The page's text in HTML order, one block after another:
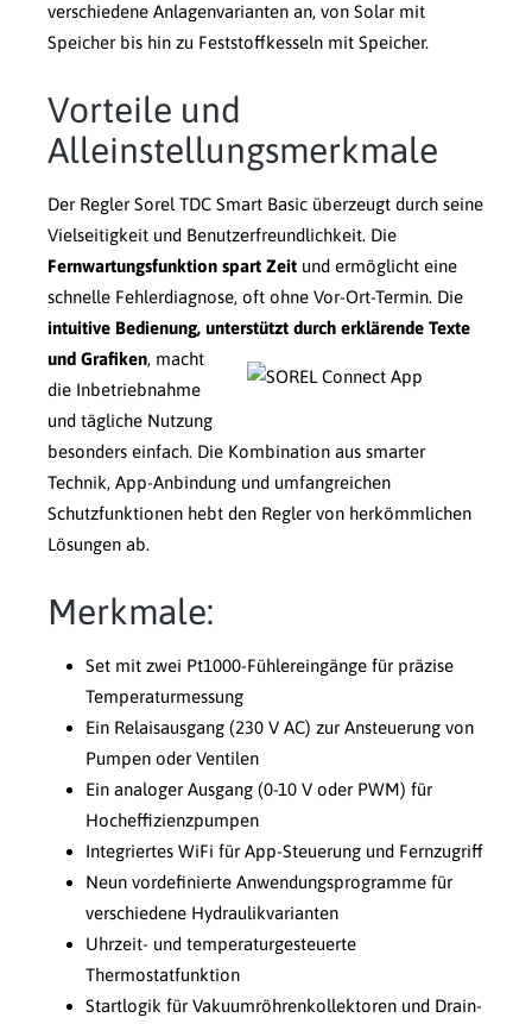
verschiedene Anlagenvarianten an, von Solar mit
Speicher bis hin zu Feststoffkesseln mit Speicher.
Vorteile und
Alleinstellungsmerkmale
Der Regler Sorel TDC Smart Basic überzeugt durch seine
Vielseitigkeit und Benutzerfreundlichkeit. Die
Fernwartungsfunktion spart Zeit und ermöglicht eine
schnelle Fehlerdiagnose, oft ohne Vor-Ort-Termin. Die
intuitive Bedienung, unterstützt durch erklärende Texte
und Grafiken, macht
die Inbetriebnahme
und tägliche Nutzung
besonders einfach. Die Kombination aus smarter
Technik, App-Anbindung und umfangreichen
Schutzfunktionen hebt den Regler von herkömmlichen
Lösungen ab.
Merkmale:
Set mit zwei Pt1000-Fühlereingänge für präzise
Temperaturmessung
Ein Relaisausgang (230 V AC) zur Ansteuerung von
Pumpen oder Ventilen
Ein analoger Ausgang (0-10 V oder PWM) für
Hocheffizienzpumpen
Integriertes WiFi für App-Steuerung und Fernzugriff
Neun vordefinierte Anwendungsprogramme für
verschiedene Hydraulikvarianten
Uhrzeit- und temperaturgesteuerte
Thermostatfunktion
Startlogik für Vakuumröhrenkollektoren und Drain-